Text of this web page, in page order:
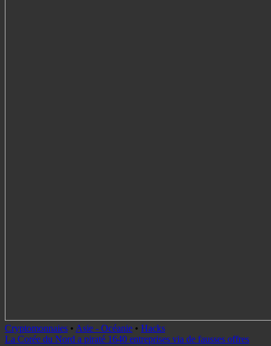
Cryptomonnaies • Asie - Océanie • Hacks
La Corée du Nord a piraté 1640 entreprises via de fausses offres